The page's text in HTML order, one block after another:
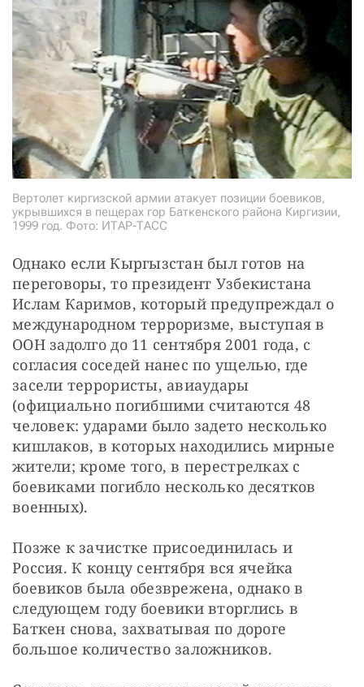
Вертолет киргизской армии атакует позиции боевиков,
укрывшихся в пещерах гор Баткенского района Киргизии,
1999 год. Фото: ИТАР-ТАСС
Однако если Кыргызстан был готов на
переговоры, то президент Узбекистана
Ислам Каримов, который предупреждал о
международном терроризме, выступая в
ООН задолго до 11 сентября 2001 года, с
согласия соседей нанес по ущелью, где
засели террористы, авиаудары
(официально погибшими считаются 48
человек: ударами было задето несколько
кишлаков, в которых находились мирные
жители; кроме того, в перестрелках с
боевиками погибло несколько десятков
военных).
Позже к зачистке присоединилась и
Россия. К концу сентября вся ячейка
боевиков была обезврежена, однако в
следующем году боевики вторглись в
Баткен снова, захватывая по дороге
большое количество заложников.